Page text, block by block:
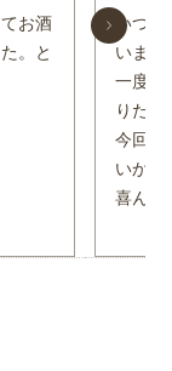
お酒
。と
いつ
います
一度、
りた
今回、
いかロ
喜んで